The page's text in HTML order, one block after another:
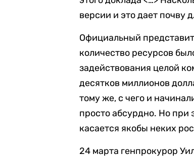
версии и это дает почву
Официальный
количество ресурсов
задействования целой
десятков миллионов
тому же, с чего и
просто абсурдно. Но при
касается якобы неких
24 марта генпрокурор